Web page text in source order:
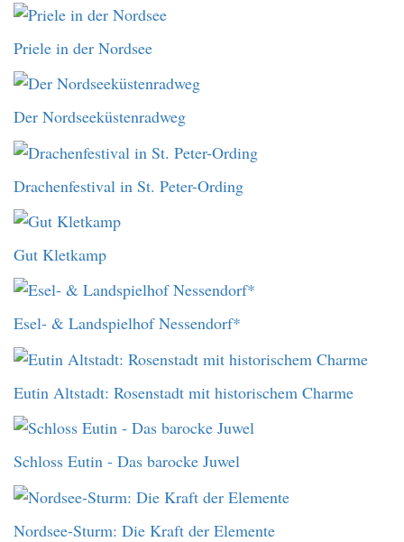
Priele in der Nordsee
Der Nordseeküstenradweg
Drachenfestival in St. Peter-Ording
Gut Kletkamp
Esel- & Landspielhof Nessendorf*
Eutin Altstadt: Rosenstadt mit historischem Charme
Schloss Eutin - Das barocke Juwel
Nordsee-Sturm: Die Kraft der Elemente